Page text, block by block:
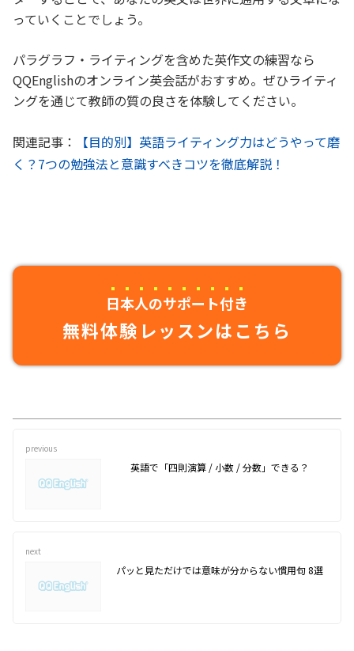
っていくことでしょう。
パラグラフ・ライティングを含めた英作文の練習なら
QQEnglishのオンライン英会話がおすすめ。ぜひライティ
ングを通じて教師の質の良さを体験してください。
関連記事：
【目的別】英語ライティング力はどうやって磨
く？7つの勉強法と意識すべきコツを徹底解説！
日本人のサポート付き
無料体験レッスンはこちら
previous
英語で「四則演算 / 小数 / 分数」できる？
next
パッと見ただけでは意味が分からない慣用句 8選